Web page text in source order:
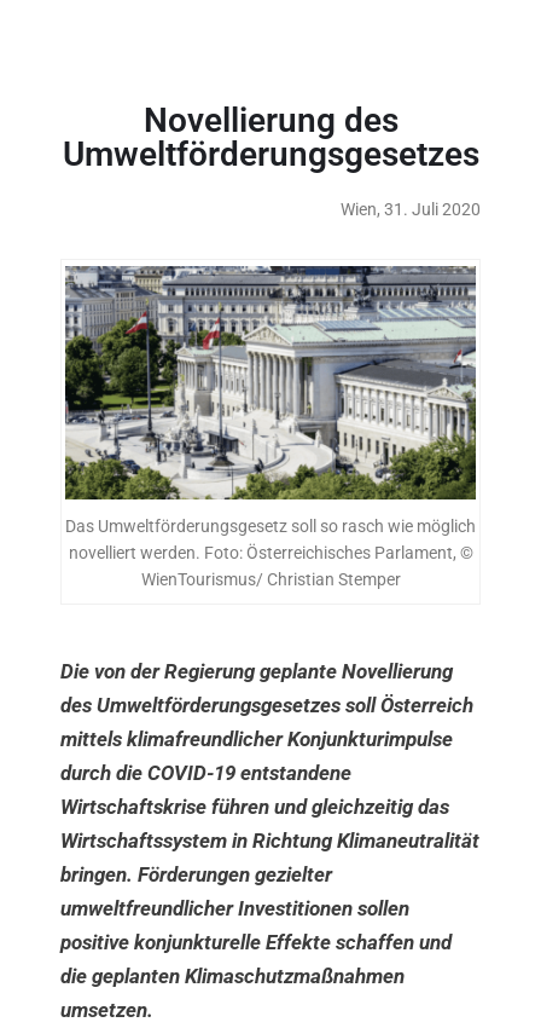
Novellierung des
Umweltförderungsgesetzes
Wien, 31. Juli 2020
Das Umweltförderungsgesetz soll so rasch wie möglich
novelliert werden. Foto: Österreichisches Parlament, ©
WienTourismus/ Christian Stemper
Die von der Regierung geplante Novellierung
des Umweltförderungsgesetzes soll Österreich
mittels klimafreundlicher Konjunkturimpulse
durch die COVID-19 entstandene
Wirtschaftskrise führen und gleichzeitig das
Wirtschaftssystem in Richtung Klimaneutralität
bringen. Förderungen gezielter
umweltfreundlicher Investitionen sollen
positive konjunkturelle Effekte schaffen und
die geplanten Klimaschutzmaßnahmen
umsetzen.